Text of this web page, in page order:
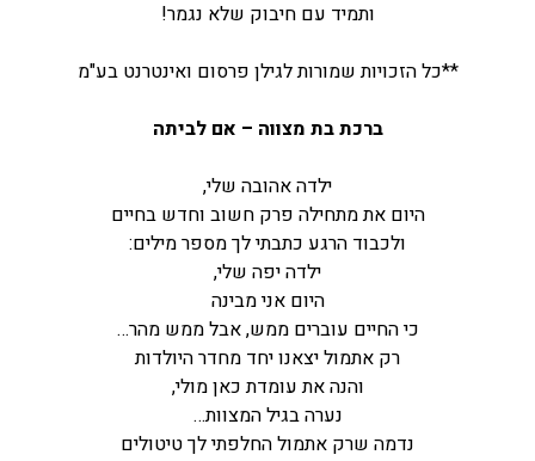
ותמיד עם חיבוק שלא נגמר!
**כל הזכויות שמורות לגילן פרסום ואינטרנט בע"מ
ברכת בת מצווה – אם לביתה
ילדה אהובה שלי,
היום את מתחילה פרק חשוב וחדש בחיים
ולכבוד הרגע כתבתי לך מספר מילים:
ילדה יפה שלי,
היום אני מבינה
כי החיים עוברים ממש, אבל ממש מהר…
רק אתמול יצאנו יחד מחדר היולדות
והנה את עומדת כאן מולי,
נערה בגיל המצוות…
נדמה שרק אתמול החלפתי לך טיטולים